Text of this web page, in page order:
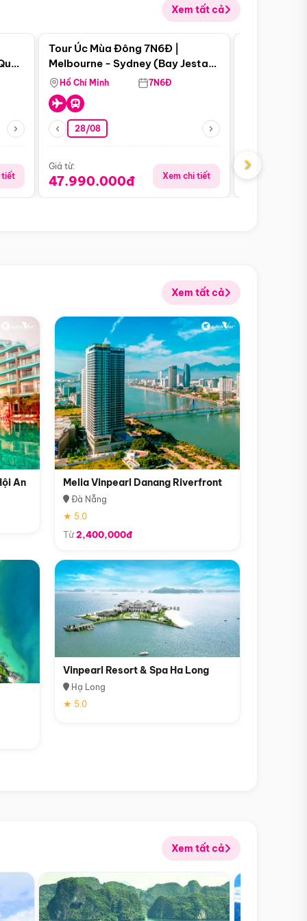
Xem tất cả
tiết
Điểm nổi bật
Tour Úc Mùa Đông 7N6Đ |
Melbourne - Sydney (Bay Jestar
Airways)
Hồ Chí Minh 7N6Đ
28/08
Giá từ:
47.990.000đ Xem chi tiết
Giá từ:
›
Xem tất cả
An Melia Vinpearl Danang Riverfront
Đà Nẵng
★ 5.0
Từ2,400,000đ
Vinpearl Resort & Spa Ha Long
Hạ Long
★ 5.0
Xem tất cả